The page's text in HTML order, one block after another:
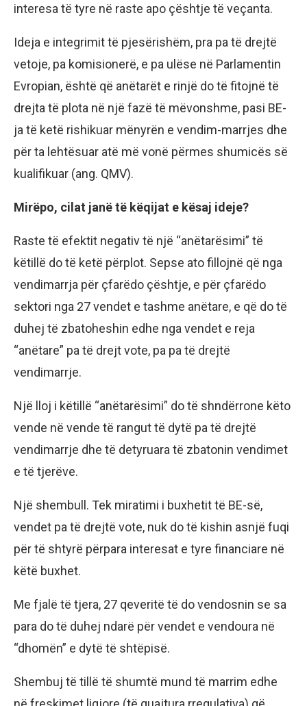
interesa të tyre në raste apo çështje të veçanta.
Ideja e integrimit të pjesërishëm, pra pa të drejtë
vetoje, pa komisionerë, e pa ulëse në Parlamentin
Evropian, është që anëtarët e rinjë do të fitojnë të
drejta të plota në një fazë të mëvonshme, pasi BE-
ja të ketë rishikuar mënyrën e vendim-marrjes dhe
për ta lehtësuar atë më vonë përmes shumicës së
kualifikuar (ang. QMV).
Mirëpo, cilat janë të këqijat e kësaj ideje?
Raste të efektit negativ të një “anëtarësimi” të
këtillë do të ketë përplot. Sepse ato fillojnë që nga
vendimarrja për çfarëdo çështje, e për çfarëdo
sektori nga 27 vendet e tashme anëtare, e që do të
duhej të zbatoheshin edhe nga vendet e reja
“anëtare” pa të drejt vote, pa pa të drejtë
vendimarrje.
Një lloj i këtillë “anëtarësimi” do të shndërrone këto
vende në vende të rangut të dytë pa të drejtë
vendimarrje dhe të detyruara të zbatonin vendimet
e të tjerëve.
Një shembull. Tek miratimi i buxhetit të BE-së,
vendet pa të drejtë vote, nuk do të kishin asnjë fuqi
për të shtyrë përpara interesat e tyre financiare në
këtë buxhet.
Me fjalë të tjera, 27 qeveritë të do vendosnin se sa
para do të duhej ndarë për vendet e vendoura në
“dhomën” e dytë të shtëpisë.
Shembuj të tillë të shumtë mund të marrim edhe